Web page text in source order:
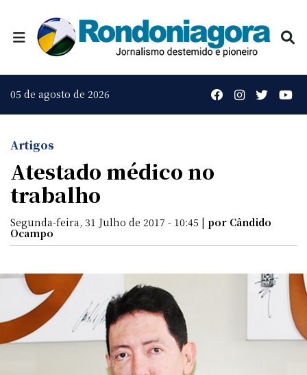
05 de agosto de 2026
Artigos
Atestado médico no
trabalho
Segunda-feira, 31 Julho de 2017 - 10:45 | por Cândido
Ocampo